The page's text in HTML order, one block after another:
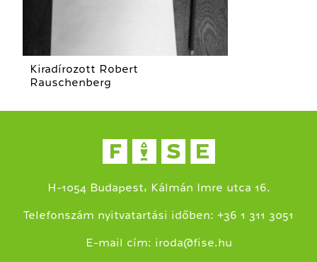
Kiradírozott Robert
Rauschenberg
H-1054 Budapest, Kálmán Imre utca 16.
Telefonszám nyitvatartási időben: +36 1 311 3051
E-mail cím: iroda@fise.hu